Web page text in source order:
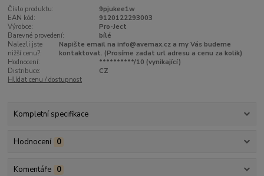
Číslo produktu:
9pjukee1w
EAN kód:
9120122293003
Výrobce:
Pro-Ject
Barevné provedení:
bílé
Nalezli jste
nižší cenu?:
Napište email na info@avemax.cz a my Vás budeme
kontaktovat. (Prosíme zadat url adresu a cenu za kolik)
Hodnocení:
**********/10 (vynikající)
Distribuce:
CZ
Hlídat cenu / dostupnost
Kompletní specifikace
Hodnocení 0
Komentáře 0